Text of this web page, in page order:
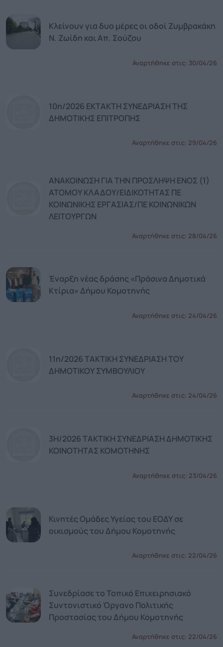
Κλείνουν για δυο μέρες οι οδοί Ζυμβρακάκη
Ν. Ζωίδη και Απ. Σούζου
Αναρτήθηκε στις: 30/04/26
10η/2026 ΕΚΤΑΚΤΗ ΣΥΝΕΔΡΙΑΣΗ ΤΗΣ
ΔΗΜΟΤΙΚΗΣ ΕΠΙΤΡΟΠΗΣ
Αναρτήθηκε στις: 29/04/26
ΑΝΑΚΟΙΝΩΣΗ ΓΙΑ ΤΗΝ ΠΡΟΣΛΗΨΗ ΕΝΟΣ (1)
ΑΤΟΜΟΥ ΚΛΑΔΟΥ/ΕΙΔΙΚΟΤΗΤΑΣ ΠΕ
ΚΟΙΝΩΝΙΚΗΣ ΕΡΓΑΣΙΑΣ/ΠΕ ΚΟΙΝΩΝΙΚΩΝ
ΛΕΙΤΟΥΡΓΩΝ
Αναρτήθηκε στις: 28/04/26
Έναρξη νέας δράσης «Πράσινα Δημοτικά
Κτίρια» Δήμου Κομοτηνής
Αναρτήθηκε στις: 24/04/26
11η/2026 ΤΑΚΤΙΚΗ ΣΥΝΕΔΡΙΑΣΗ ΤΟΥ
ΔΗΜΟΤΙΚΟΥ ΣΥΜΒΟΥΛΙΟΥ
Αναρτήθηκε στις: 24/04/26
3Η/2026 ΤΑΚΤΙΚΗ ΣΥΝΕΔΡΙΑΣΗ ΔΗΜΟΤΙΚΗΣ
ΚΟΙΝΟΤΗΤΑΣ ΚΟΜΟΤΗΝΗΣ
Αναρτήθηκε στις: 23/04/26
Κινητές Ομάδες Υγείας του ΕΟΔΥ σε
οικισμούς του Δήμου Κομοτηνής
Αναρτήθηκε στις: 22/04/26
Συνεδρίασε το Τοπικό Επιχειρησιακό
Συντονιστικό Όργανο Πολιτικής
Προστασίας του Δήμου Κομοτηνής
Αναρτήθηκε στις: 22/04/26